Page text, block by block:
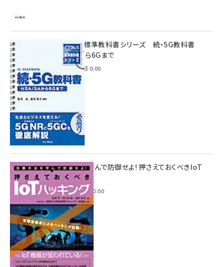
インプレス標準教科書シリーズ 続・5G教科書
NSA/SAから6Gまで
2023年4月3日 0:00
攻撃手法を学んで防御せよ! 押さえておくべきIoT
ハッキング
2022年6月14日 0:00